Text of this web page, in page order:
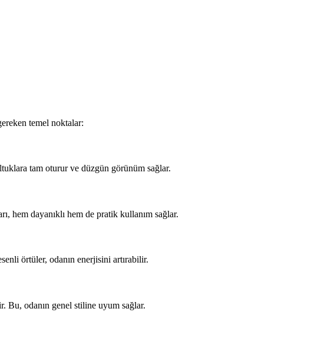
temel noktalar:
tam oturur ve düzgün görünüm sağlar.
hem dayanıklı hem de pratik kullanım sağlar.
örtüler, odanın enerjisini artırabilir.
Bu, odanın genel stiline uyum sağlar.